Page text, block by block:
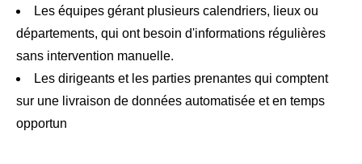
Les équipes gérant plusieurs calendriers, lieux ou
départements, qui ont besoin d'informations régulières
sans intervention manuelle.
Les dirigeants et les parties prenantes qui comptent
sur une livraison de données automatisée et en temps
opportun